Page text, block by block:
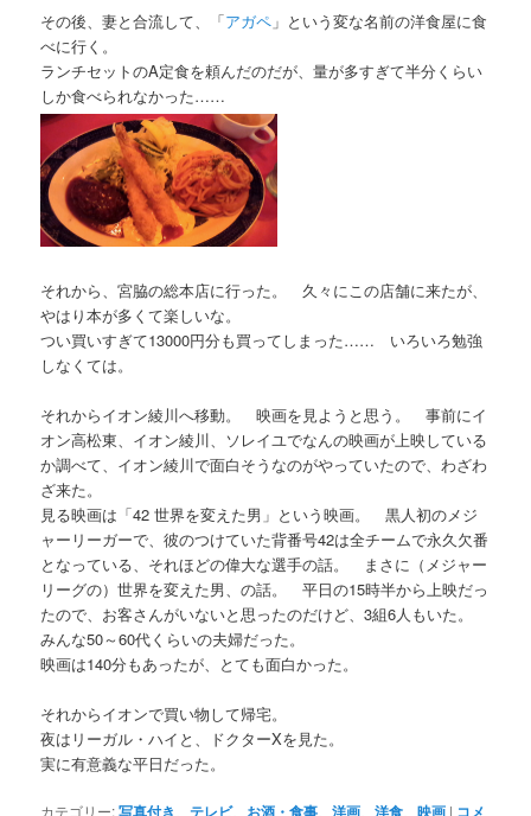
その後、妻と合流して、「アガペ 」という変な名前の洋食屋に食
べに行く。
ランチセットのA定食を頼んだのだが、量が多すぎて半分くらい
しか食べられなかった……
それから、宮脇の総本店に行った。 久々にこの店舗に来たが、
やはり本が多くて楽しいな。
つい買いすぎて13000円分も買ってしまった…… いろいろ勉強
しなくては。
それからイオン綾川へ移動。 映画を見ようと思う。 事前にイ
オン高松東、イオン綾川、ソレイユでなんの映画が上映している
か調べて、イオン綾川で面白そうなのがやっていたので、わざわ
ざ来た。
見る映画は「42 世界を変えた男」という映画。 黒人初のメジ
ャーリーガーで、彼のつけていた背番号42は全チームで永久欠番
となっている、それほどの偉大な選手の話。 まさに（メジャー
リーグの）世界を変えた男、の話。 平日の15時半から上映だっ
たので、お客さんがいないと思ったのだけど、3組6人もいた。
みんな50～60代くらいの夫婦だった。
映画は140分もあったが、とても面白かった。
それからイオンで買い物して帰宅。
夜はリーガル・ハイと、ドクターXを見た。
実に有意義な平日だった。
カテゴリー:写真付き 、テレビ、 お酒・食事 、洋画 、洋食 、映画 | コメ